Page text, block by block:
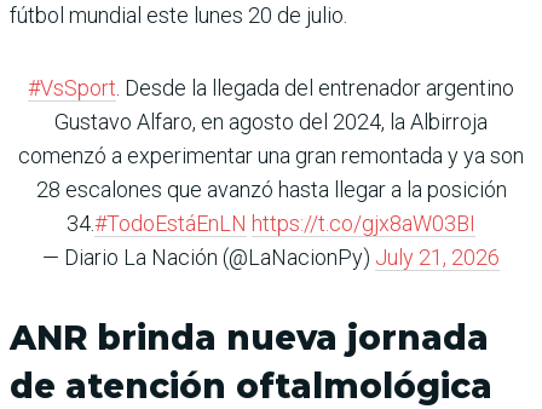
fútbol mundial este lunes 20 de julio.
#VsSport . Desde la llegada del entrenador argentino
Gustavo Alfaro, en agosto del 2024, la Albirroja
comenzó a experimentar una gran remontada y ya son
28 escalones que avanzó hasta llegar a la posición
34.#TodoEstáEnLN https://t.co/gjx8aW03BI
— Diario La Nación (@LaNacionPy) July 21, 2026
ANR brinda nueva jornada
de atención oftalmológica